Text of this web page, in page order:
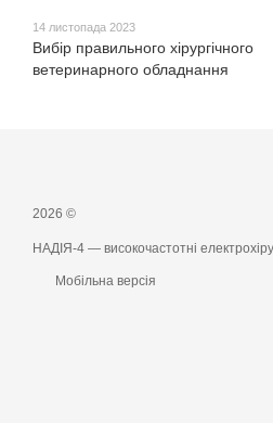
14 листопада 2023
Вибір правильного хірургічного
ветеринарного обладнання
2026 ©
НАДІЯ-4 — високочастотні
Мобільна версія